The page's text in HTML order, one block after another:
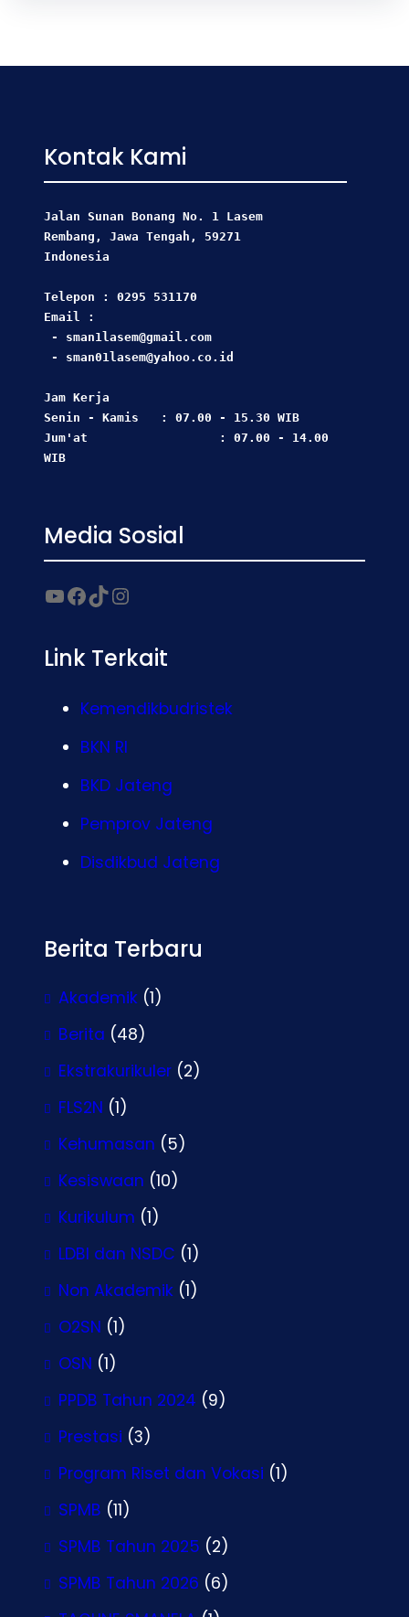
Kontak Kami
Jalan Sunan Bonang No. 1 Lasem
Rembang, Jawa Tengah, 59271
Indonesia
Telepon : 0295 531170
Email :
- sman1lasem@gmail.com
- sman01lasem@yahoo.co.id
Jam Kerja
Senin - Kamis   : 07.00 - 15.30 WIB
Jum'at                  : 07.00 - 14.00
WIB
Media Sosial
Link Terkait
Kemendikbudristek
BKN RI
BKD Jateng
Pemprov Jateng
Disdikbud Jateng
Berita Terbaru
Akademik (1)
Berita (48)
Ekstrakurikuler (2)
FLS2N (1)
Kehumasan (5)
Kesiswaan (10)
Kurikulum (1)
LDBI dan NSDC (1)
Non Akademik (1)
O2SN (1)
OSN (1)
PPDB Tahun 2024 (9)
Prestasi (3)
Program Riset dan Vokasi (1)
SPMB (11)
SPMB Tahun 2025 (2)
SPMB Tahun 2026 (6)